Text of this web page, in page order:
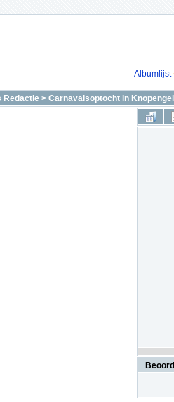
Albumlijst
Redactie > Carnavalsoptocht in